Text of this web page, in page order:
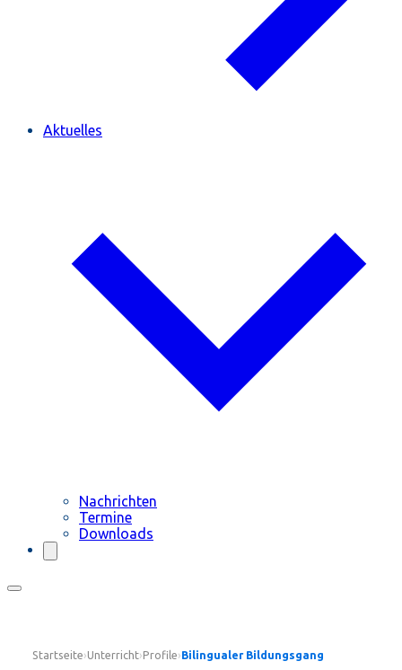
Aktuelles
Nachrichten
Termine
Downloads
Startseite›Unterricht›Profile›Bilingualer Bildungsgang